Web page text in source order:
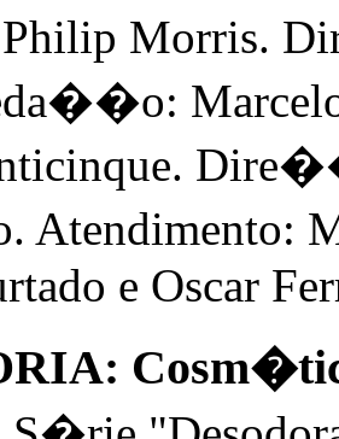
Philip Morris.
Atendimento:
e Oscar